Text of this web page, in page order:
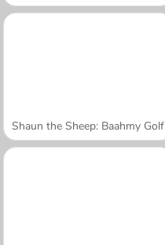
Shaun the Sheep: Baahmy Golf